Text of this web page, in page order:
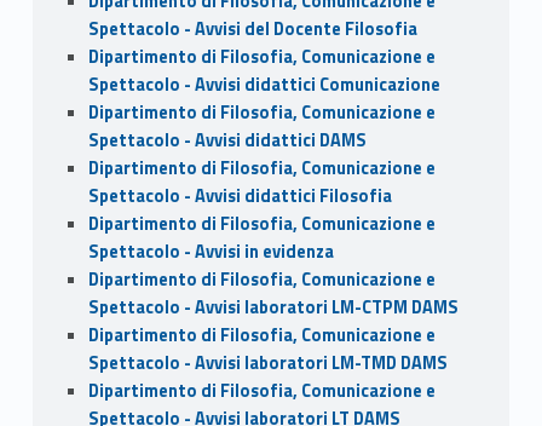
Spettacolo - Avvisi del Docente Filosofia
Dipartimento di Filosofia, Comunicazione e
Spettacolo - Avvisi didattici Comunicazione
Dipartimento di Filosofia, Comunicazione e
Spettacolo - Avvisi didattici DAMS
Dipartimento di Filosofia, Comunicazione e
Spettacolo - Avvisi didattici Filosofia
Dipartimento di Filosofia, Comunicazione e
Spettacolo - Avvisi in evidenza
Dipartimento di Filosofia, Comunicazione e
Spettacolo - Avvisi laboratori LM-CTPM DAMS
Dipartimento di Filosofia, Comunicazione e
Spettacolo - Avvisi laboratori LM-TMD DAMS
Dipartimento di Filosofia, Comunicazione e
Spettacolo - Avvisi laboratori LT DAMS